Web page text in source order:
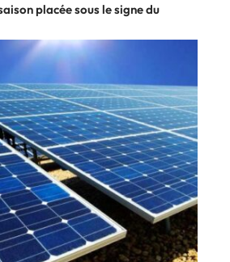
placée sous le signe du